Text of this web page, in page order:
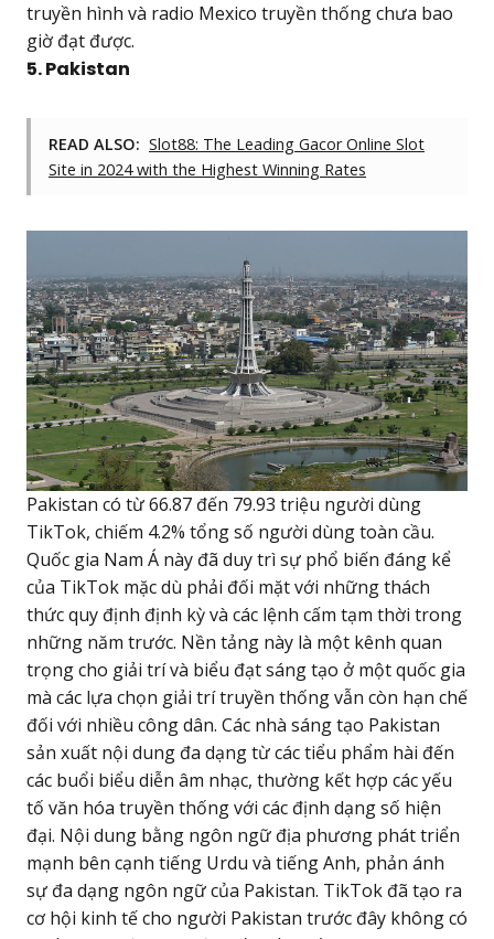
truyền hình và radio Mexico truyền thống chưa bao
giờ đạt được.
5. Pakistan
READ ALSO: Slot88: The Leading Gacor Online Slot
Site in 2024 with the Highest Winning Rates
Pakistan có từ 66.87 đến 79.93 triệu người dùng
TikTok, chiếm 4.2% tổng số người dùng toàn cầu.
Quốc gia Nam Á này đã duy trì sự phổ biến đáng kể
của TikTok mặc dù phải đối mặt với những thách
thức quy định định kỳ và các lệnh cấm tạm thời trong
những năm trước. Nền tảng này là một kênh quan
trọng cho giải trí và biểu đạt sáng tạo ở một quốc gia
mà các lựa chọn giải trí truyền thống vẫn còn hạn chế
đối với nhiều công dân. Các nhà sáng tạo Pakistan
sản xuất nội dung đa dạng từ các tiểu phẩm hài đến
các buổi biểu diễn âm nhạc, thường kết hợp các yếu
tố văn hóa truyền thống với các định dạng số hiện
đại. Nội dung bằng ngôn ngữ địa phương phát triển
mạnh bên cạnh tiếng Urdu và tiếng Anh, phản ánh
sự đa dạng ngôn ngữ của Pakistan. TikTok đã tạo ra
cơ hội kinh tế cho người Pakistan trước đây không có